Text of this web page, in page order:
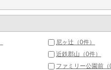
尼ヶ辻（0件）
近鉄郡山（0件）
ファミリー公園前